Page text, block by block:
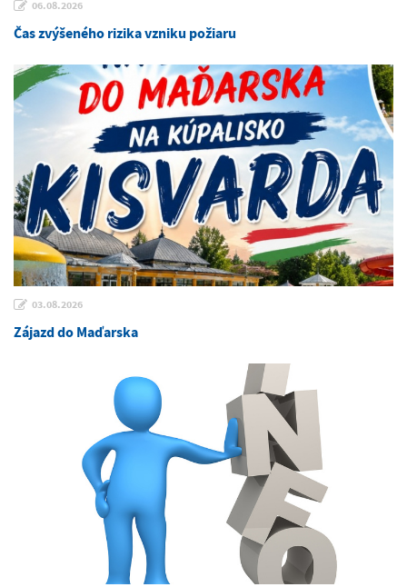
06.08.2026
Čas zvýšeného rizika vzniku požiaru
03.08.2026
Zájazd do Maďarska